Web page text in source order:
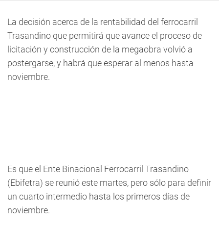
La decisión acerca de la rentabilidad del ferrocarril
Trasandino que permitirá que avance el proceso de
licitación y construcción de la megaobra volvió a
postergarse, y habrá que esperar al menos hasta
noviembre.
Es que el Ente Binacional Ferrocarril Trasandino
(Ebifetra) se reunió este martes, pero sólo para definir
un cuarto intermedio hasta los primeros días de
noviembre.